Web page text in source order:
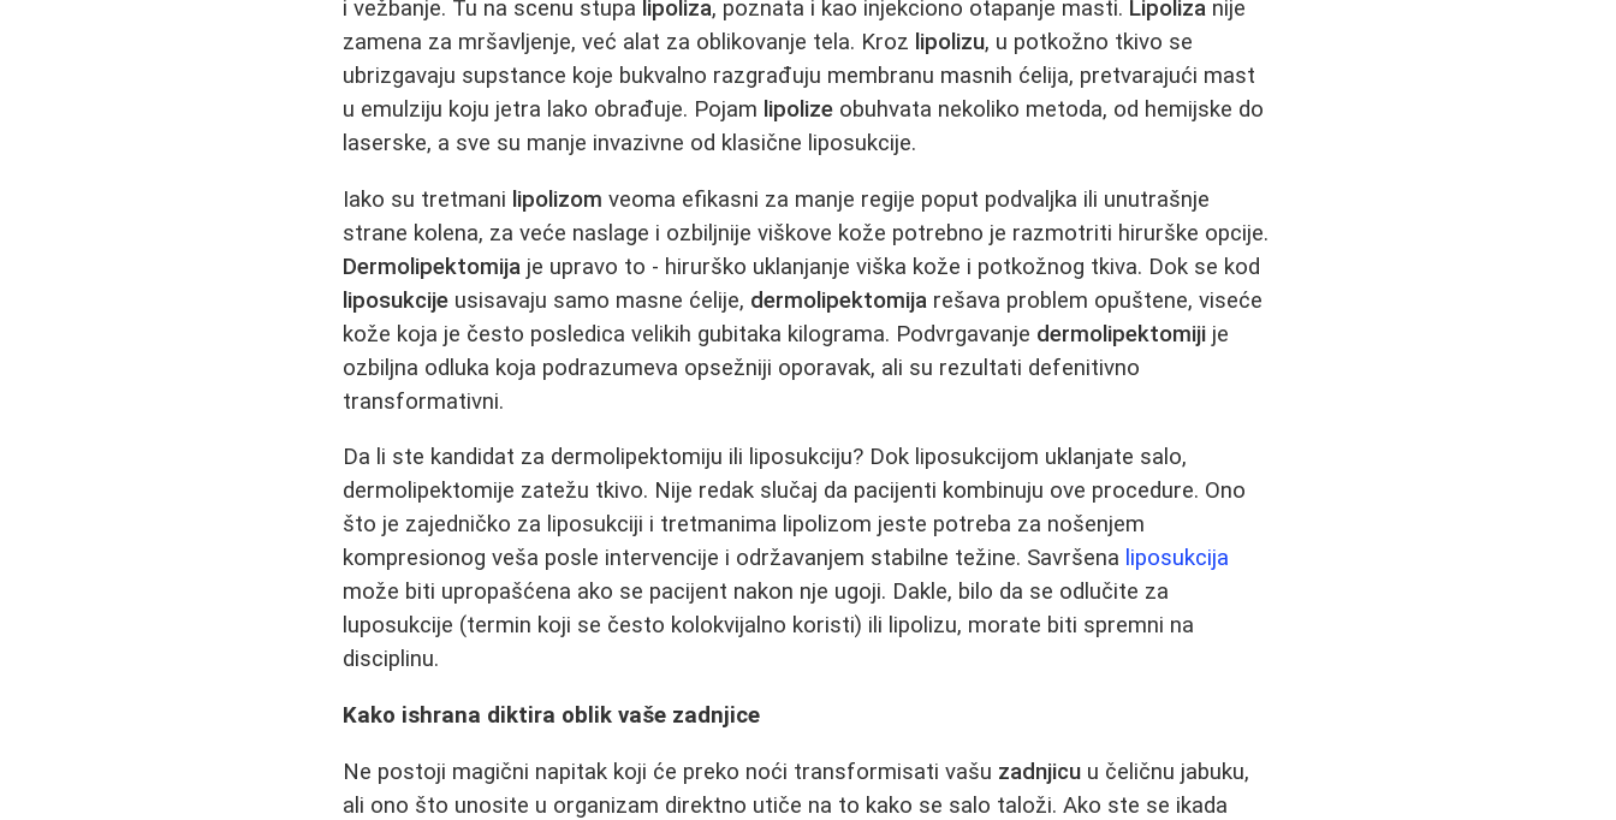
i vežbanje. Tu na scenu stupa lipoliza, poznata i kao injekciono otapanje masti. Lipoliza nije
zamena za mršavljenje, već alat za oblikovanje tela. Kroz lipolizu, u potkožno tkivo se
ubrizgavaju supstance koje bukvalno razgrađuju membranu masnih ćelija, pretvarajući mast
u emulziju koju jetra lako obrađuje. Pojam lipolize obuhvata nekoliko metoda, od hemijske do
laserske, a sve su manje invazivne od klasične liposukcije.
Iako su tretmani lipolizom veoma efikasni za manje regije poput podvaljka ili unutrašnje
strane kolena, za veće naslage i ozbiljnije viškove kože potrebno je razmotriti hirurške opcije.
Dermolipektomija je upravo to - hirurško uklanjanje viška kože i potkožnog tkiva. Dok se kod
liposukcije usisavaju samo masne ćelije, dermolipektomija rešava problem opuštene, viseće
kože koja je često posledica velikih gubitaka kilograma. Podvrgavanje dermolipektomiji je
ozbiljna odluka koja podrazumeva opsežniji oporavak, ali su rezultati defenitivno
transformativni.
Da li ste kandidat za dermolipektomiju ili liposukciju? Dok liposukcijom uklanjate salo,
dermolipektomije zatežu tkivo. Nije redak slučaj da pacijenti kombinuju ove procedure. Ono
što je zajedničko za liposukciji i tretmanima lipolizom jeste potreba za nošenjem
kompresionog veša posle intervencije i održavanjem stabilne težine. Savršena liposukcija
može biti upropašćena ako se pacijent nakon nje ugoji. Dakle, bilo da se odlučite za
luposukcije (termin koji se često kolokvijalno koristi) ili lipolizu, morate biti spremni na
disciplinu.
Kako ishrana diktira oblik vaše zadnjice
Ne postoji magični napitak koji će preko noći transformisati vašu zadnjicu u čeličnu jabuku,
ali ono što unosite u organizam direktno utiče na to kako se salo taloži. Ako ste se ikada